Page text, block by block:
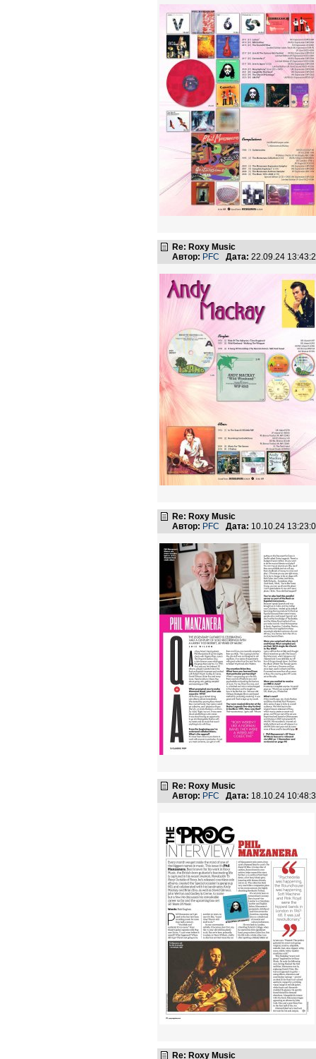
Re: Roxy Music
Автор: PFC Дата: 22.09.24
Re: Roxy Music
Автор: PFC Дата: 10.10.24
Re: Roxy Music
Автор: PFC Дата: 18.10.24
Re: Roxy Music